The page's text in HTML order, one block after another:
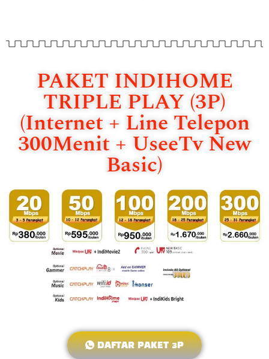
PAKET INDIHOME
TRIPLE PLAY (3P)
(Internet + Line Telepon
300Menit + UseeTv New
Basic)
DAFTAR PAKET 3P